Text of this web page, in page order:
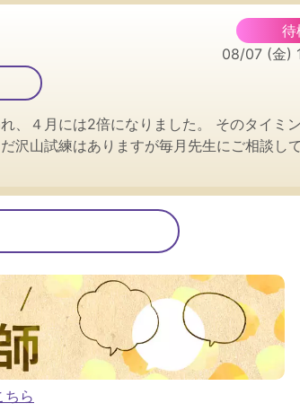
待
08/07 (金)
、４月には2倍になりました。 そのタイミ
沢山試練はありますが毎月先生にご相談し
ちら